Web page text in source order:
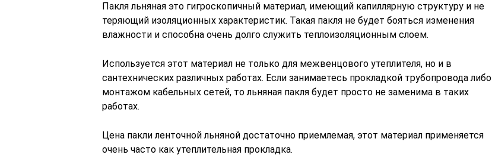
Пакля льняная это гигроскопичный материал, имеющий капиллярную структуру и не
теряющий изоляционных характеристик. Такая пакля не будет бояться изменения
влажности и способна очень долго служить теплоизоляционным слоем.
Используется этот материал не только для межвенцового утеплителя, но и в
сантехнических различных работах. Если занимаетесь прокладкой трубопровода либо
монтажом кабельных сетей, то льняная пакля будет просто не заменима в таких
работах.
Цена пакли ленточной льняной достаточно приемлемая, этот материал применяется
очень часто как утеплительная прокладка.